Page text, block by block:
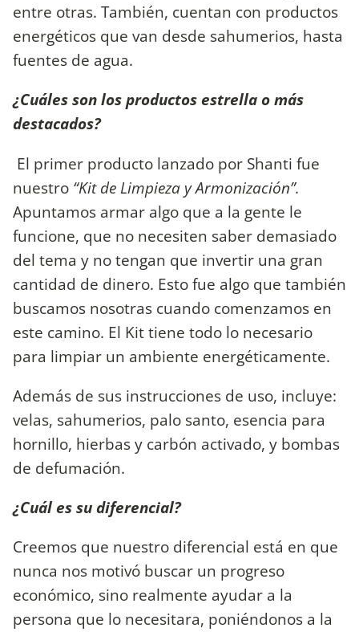
entre otras. También, cuentan con productos
energéticos que van desde sahumerios, hasta
fuentes de agua.
¿Cuáles son los productos estrella o más
destacados?
El primer producto lanzado por Shanti fue
nuestro “Kit de Limpieza y Armonización”.
Apuntamos armar algo que a la gente le
funcione, que no necesiten saber demasiado
del tema y no tengan que invertir una gran
cantidad de dinero. Esto fue algo que también
buscamos nosotras cuando comenzamos en
este camino. El Kit tiene todo lo necesario
para limpiar un ambiente energéticamente.
Además de sus instrucciones de uso, incluye:
velas, sahumerios, palo santo, esencia para
hornillo, hierbas y carbón activado, y bombas
de defumación.
¿Cuál es su diferencial?
Creemos que nuestro diferencial está en que
nunca nos motivó buscar un progreso
económico, sino realmente ayudar a la
persona que lo necesitara, poniéndonos a la